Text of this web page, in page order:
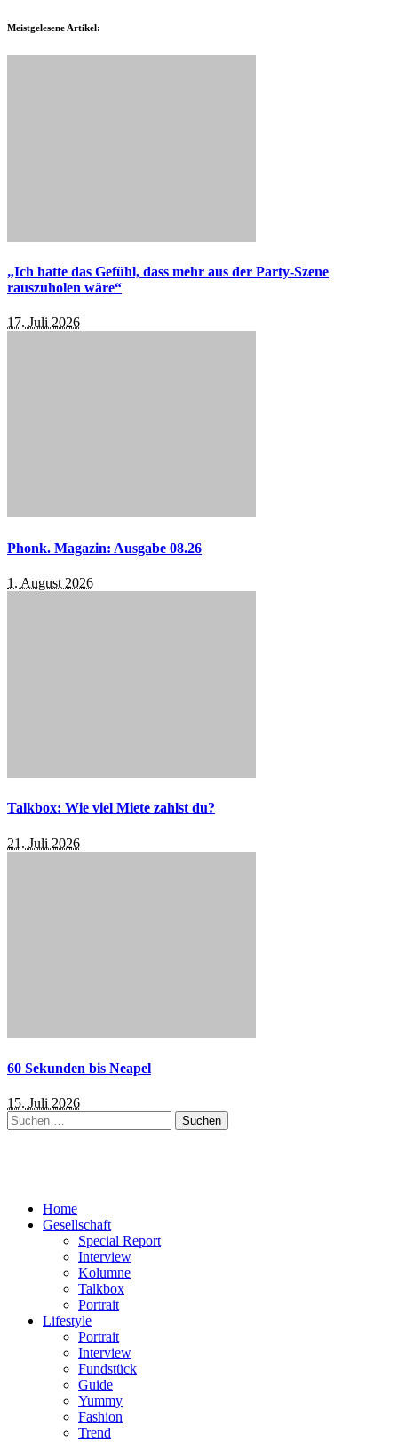
Meistgelesene Artikel:
„Ich hatte das Gefühl, dass mehr aus der Party-Szene
rauszuholen wäre“
17. Juli 2026
Phonk. Magazin: Ausgabe 08.26
1. August 2026
Talkbox: Wie viel Miete zahlst du?
21. Juli 2026
60 Sekunden bis Neapel
15. Juli 2026
Suchen
nach:
Home
Gesellschaft
Special Report
Interview
Kolumne
Talkbox
Portrait
Lifestyle
Portrait
Interview
Fundstück
Guide
Yummy
Fashion
Trend